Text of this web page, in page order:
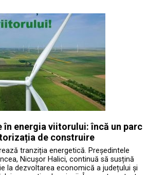
în energia viitorului: încă un parc
de construire
tranziția energetică. Președintele
Nicușor Halici, continuă să susțină
la dezvoltarea economică a județului și